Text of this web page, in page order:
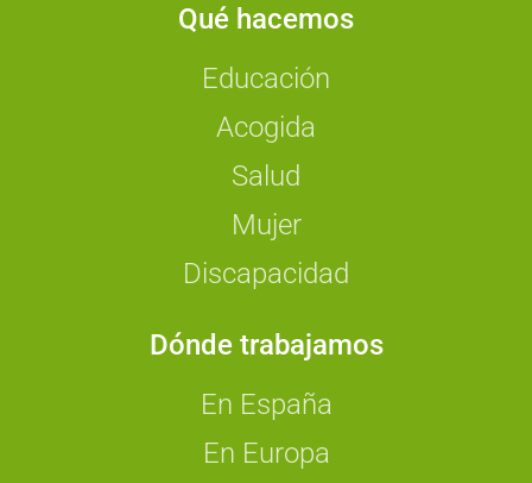
Qué hacemos
Educación
Acogida
Salud
Mujer
Discapacidad
Dónde trabajamos
En España
En Europa